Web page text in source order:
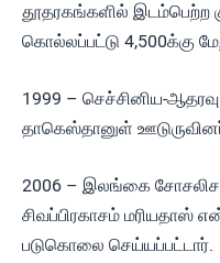
தூதரகங்களில் இடம்பெற்ற
கொல்லப்பட்டு 4,500க்கு
1999 – செச்சினிய-
தாகெஸ்தானுள்
2006 – இலங்கை சோசலிச
சிவப்பிரகாசம் மரியதாஸ்
படுகொலை செய்யப்பட்டார்.